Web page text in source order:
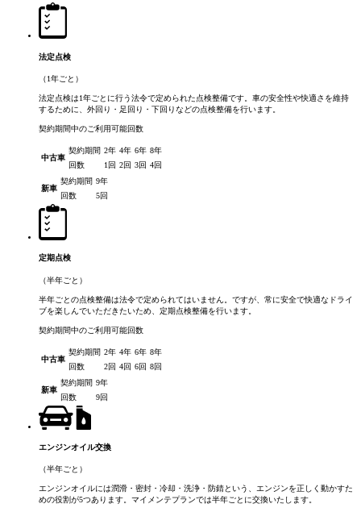
法定点検
（1年ごと）
法定点検は1年ごとに行う法令で定められた点検整備です。車の安全性や快適さを維持
するために、外回り・足回り・下回りなどの点検整備を行います。
契約期間中のご利用可能回数
中古車
契約期間 2年 4年 6年 8年
回数
1回 2回 3回 4回
新車
契約期間 9年
回数
5回
定期点検
（半年ごと）
半年ごとの点検整備は法令で定められてはいません。ですが、常に安全で快適なドライ
ブを楽しんでいただきたいため、定期点検整備を行います。
契約期間中のご利用可能回数
中古車
契約期間 2年 4年 6年 8年
回数
2回 4回 6回 8回
新車
契約期間 9年
回数
9回
エンジンオイル交換
（半年ごと）
エンジンオイルには潤滑・密封・冷却・洗浄・防錆という、エンジンを正しく動かすた
めの役割が5つあります。マイメンテプランでは半年ごとに交換いたします。